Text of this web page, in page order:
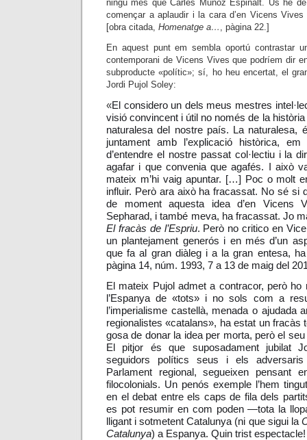
ningú més que Carles Muñoz Espinalt. Us he
començar a aplaudir i la cara d’en Vicens
[obra citada, Homenatge a… , pàgina 22.]
En aquest punt em sembla oportú contrastar
contemporani de Vicens Vives que podríem dir
subproducte «polític»; sí, ho heu encertat, el
Jordi Pujol Soley:
«El considero un dels meus mestres
visió convincent i útil no només de la
naturalesa del nostre país. La naturalesa,
juntament amb l’explicació històrica,
d’entendre el nostre passat col·lectiu i la
agafar i que convenia que agafés. I això
mateix m’hi vaig apuntar. […] Poc o molt
influir. Però ara això ha fracassat. No sé si
de moment aquesta idea d’en Vicens
Sepharad, i també meva, ha fracassat. Jo
El fracàs de l’Espriu. Però no critico en
un plantejament generós i en més d’un
que fa al gran diàleg i a la gran entesa,
pàgina 14, núm. 1993, 7 a 13 de maig del
El mateix Pujol admet a contracor, però ho
l’Espanya de «tots» i no sols com a
l’imperialisme castellà, menada o ajudada
regionalistes «catalans», ha estat un fracàs
gosa de donar la idea per morta, però el
El pitjor és que suposadament jubilat
seguidors polítics seus i els
Parlament regional, segueixen pensant
filocolonials. Un penós exemple l’hem
en el debat entre els caps de fila dels
es pot resumir en com poden—tota la
lligant i sotmetent Catalunya (ni que sigui la
Catalunya) a Espanya. Quin trist espectacle!